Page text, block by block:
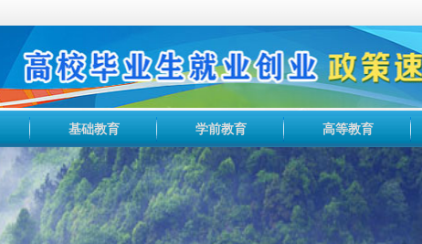
基础教育 学前教育 高等教育